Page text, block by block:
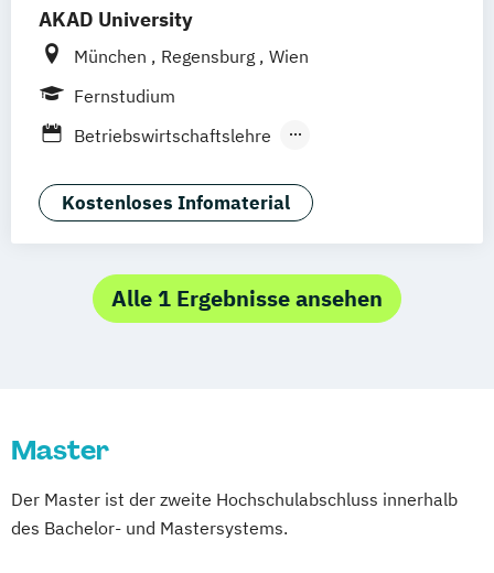
AKAD University
München Regensburg
Wien
Fernstudium
Betriebswirtschaftslehre
Taxation
Betriebswirtschaftslehre – Banking &
Controlling
Controlling und Data Analytics
Digital Business Management
Informatik
Digital Leadership and Communication
Kostenloses Infomaterial
Alle 1 Ergebnisse ansehen
Master
Der Master ist der zweite Hochschulabschluss innerhalb
des Bachelor- und Mastersystems.